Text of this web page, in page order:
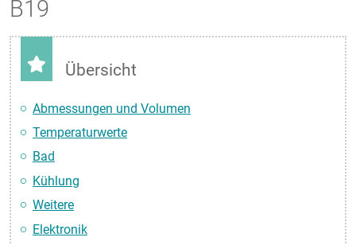
B19
Übersicht
Abmessungen und Volumen
Temperaturwerte
Bad
Kühlung
Weitere
Elektronik